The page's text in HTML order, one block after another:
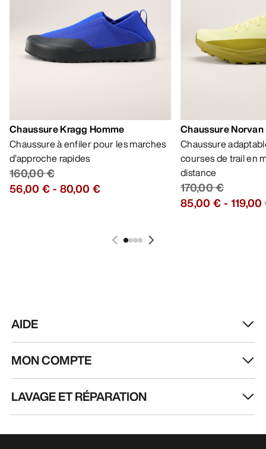
Chaussure Kragg Homme
Chaussure à enfiler pour les marches
d’approche rapides
160,00 €
56,00 €- 80,00 €
Chaussure
Chaussure
courses de trail en
distance
170,00 €
85,00 €-
AIDE
MON COMPTE
LAVAGE ET RÉPARATION